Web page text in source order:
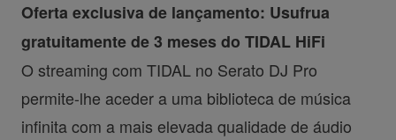
Oferta exclusiva de lançamento: Usufrua
gratuitamente de 3 meses do TIDAL HiFi
O streaming com TIDAL no Serato DJ Pro
permite-lhe aceder a uma biblioteca de música
infinita com a mais elevada qualidade de áudio